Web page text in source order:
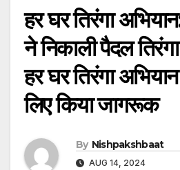
हर घर तिरंगा
ने निकाली पैदल
हर घर तिरंगा
लिए किया जागरूक
By Nishpakshbaat
AUG 14, 2024